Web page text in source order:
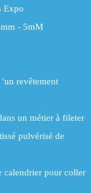
Expo
- 5mM
revêtement
un métier à fileter
pulvérisé de
calendrier pour coller